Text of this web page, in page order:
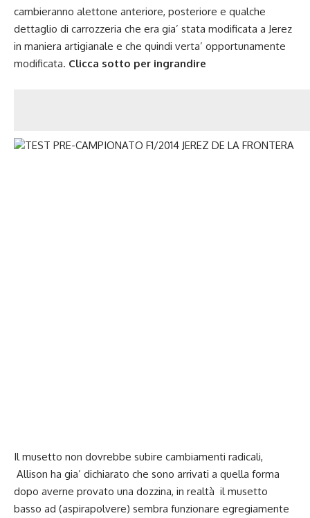
cambieranno alettone anteriore, posteriore e qualche
dettaglio di carrozzeria che era gia’ stata modificata a Jerez
in maniera artigianale e che quindi verta’ opportunamente
modificata. Clicca sotto per ingrandire
Il musetto non dovrebbe subire cambiamenti radicali,
Allison ha gia’ dichiarato che sono arrivati a quella forma
dopo averne provato una dozzina, in realtà il musetto
basso ad (aspirapolvere) sembra funzionare egregiamente